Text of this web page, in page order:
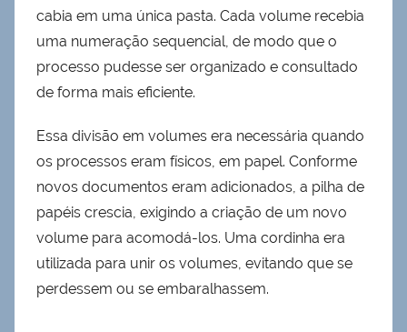
cabia em uma única pasta. Cada volume recebia
uma numeração sequencial, de modo que o
processo pudesse ser organizado e consultado
de forma mais eficiente.
Essa divisão em volumes era necessária quando
os processos eram físicos, em papel. Conforme
novos documentos eram adicionados, a pilha de
papéis crescia, exigindo a criação de um novo
volume para acomodá-los. Uma cordinha era
utilizada para unir os volumes, evitando que se
perdessem ou se embaralhassem.